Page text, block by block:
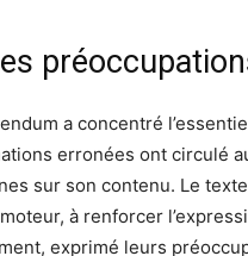
a concentré
erronées ont circulé
sur son contenu. Le
à renforcer
exprimé leurs